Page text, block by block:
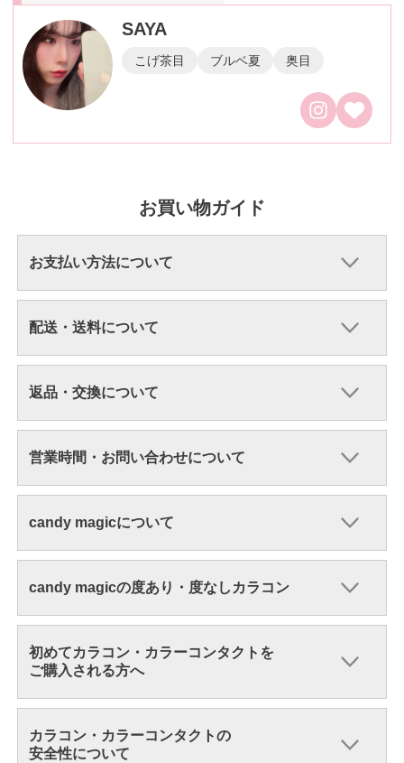
SAYA
こげ茶目 ブルベ夏 奥目
お買い物ガイド
お支払い方法について
配送・送料について
返品・交換について
営業時間・お問い合わせについて
candy magicについて
candy magicの度あり・度なしカラコン
初めてカラコン・カラーコンタクトを
ご購入される方へ
カラコン・カラーコンタクトの
安全性について